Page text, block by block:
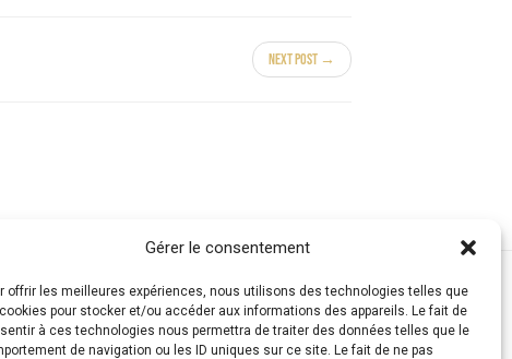
Gérer le consentement
offrir les meilleures expériences, nous utilisons des technologies telles que
cookies pour stocker et/ou accéder aux informations des appareils. Le fait de
à ces technologies nous permettra de traiter des données telles que le
de navigation ou les ID uniques sur ce site. Le fait de ne pas
Next Post →